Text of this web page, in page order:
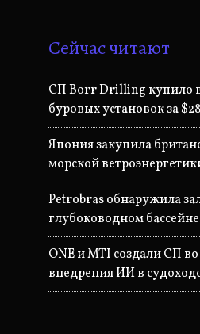
Сейчас читают
СП Borr Drilling купило
буровых установок за
Япония закупила
морской
Petrobras обнаружила
глубоководном
ONE и MTI создали СП
внедрения ИИ в